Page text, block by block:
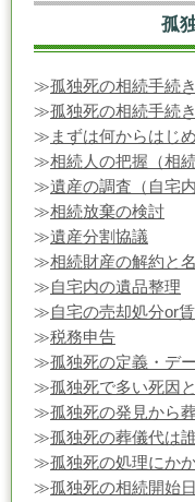
孤
≫孤独死の相続手続
≫孤独死の相続手続
≫ まずは何からはじ
≫相続人の把握（相
≫遺産の調査（自宅
≫相続放棄の検討
≫遺産分割協議
≫相続財産の解約と
≫自宅内の遺品整理
≫自宅の売却処分or
≫税務申告
≫孤独死の定義・デ
≫孤独死で多い死因
≫孤独死の発見から
≫孤独死の葬儀代は
≫孤独死の処理にか
≫孤独死の相続開始